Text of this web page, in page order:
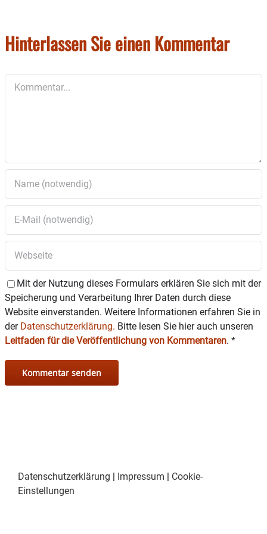
Hinterlassen Sie einen Kommentar
Mit der Nutzung dieses Formulars erklären Sie sich mit der
Speicherung und Verarbeitung Ihrer Daten durch diese
Website einverstanden. Weitere Informationen erfahren Sie in
der Datenschutzerklärung. Bitte lesen Sie hier auch unseren
Leitfaden für die Veröffentlichung von Kommentaren. *
Datenschutzerklärung | Impressum | Cookie-
Einstellungen